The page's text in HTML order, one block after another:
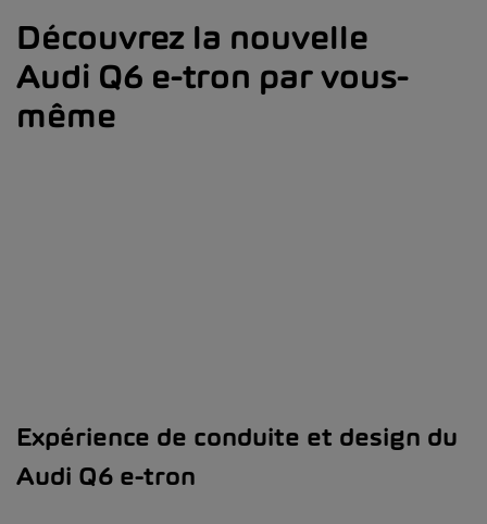
Découvrez la nouvelle
Audi Q6 e-tron par vous-
même
Expérience de conduite et design du
Audi Q6 e-tron